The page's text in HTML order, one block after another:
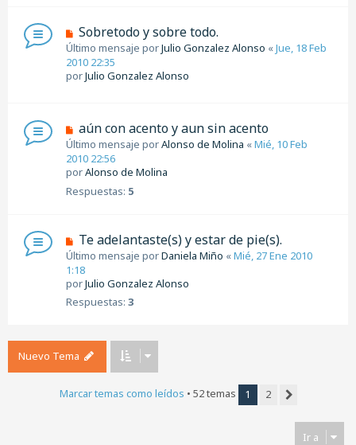
Sobretodo y sobre todo.
Último mensaje porJulio Gonzalez Alonso «Jue, 18 Feb
2010 22:35
porJulio Gonzalez Alonso
aún con acento y aun sin acento
Último mensaje porAlonso de Molina «Mié, 10 Feb
2010 22:56
porAlonso de Molina
Respuestas: 5
Te adelantaste(s) y estar de pie(s).
Último mensaje porDaniela Miño «Mié, 27 Ene 2010
1:18
porJulio Gonzalez Alonso
Respuestas: 3
Nuevo Tema
Marcar temas como leídos • 52 temas 1
2
Ir a